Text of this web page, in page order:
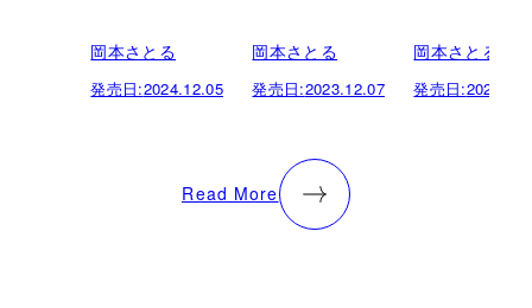
岡本さとる
発売日:2024.12.05
岡本さとる
発売日:2023.12.07
岡本さとる
発売日:
Read More